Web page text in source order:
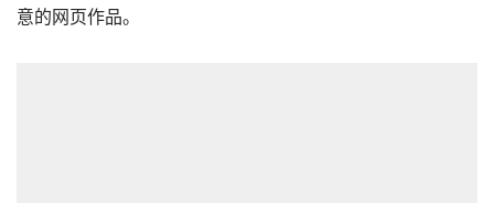
意的网页作品。